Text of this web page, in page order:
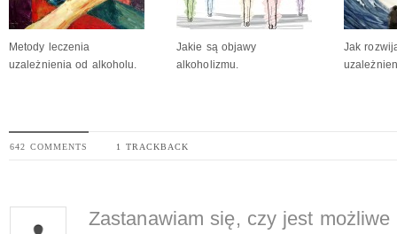
Metody leczenia
uzależnienia od alkoholu.
Jakie są objawy
alkoholizmu.
Jak
642 COMMENTS 1 TRACKBACK
Zastanawiam się, czy jest